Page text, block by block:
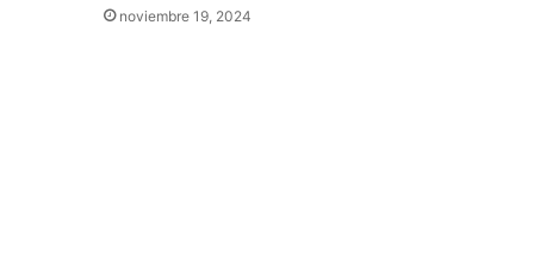
noviembre 19, 2024